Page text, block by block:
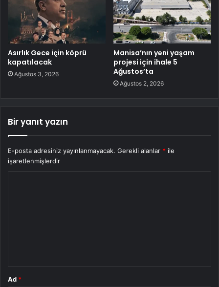
Asırlık Gece için köprü
kapatılacak
Ağustos 3, 2026
Manisa’nın yeni yaşam
projesi için ihale 5
Ağustos’ta
Ağustos 2, 2026
Bir yanıt yazın
E-posta adresiniz yayınlanmayacak. Gerekli alanlar * ile
işaretlenmişlerdir
Ad *